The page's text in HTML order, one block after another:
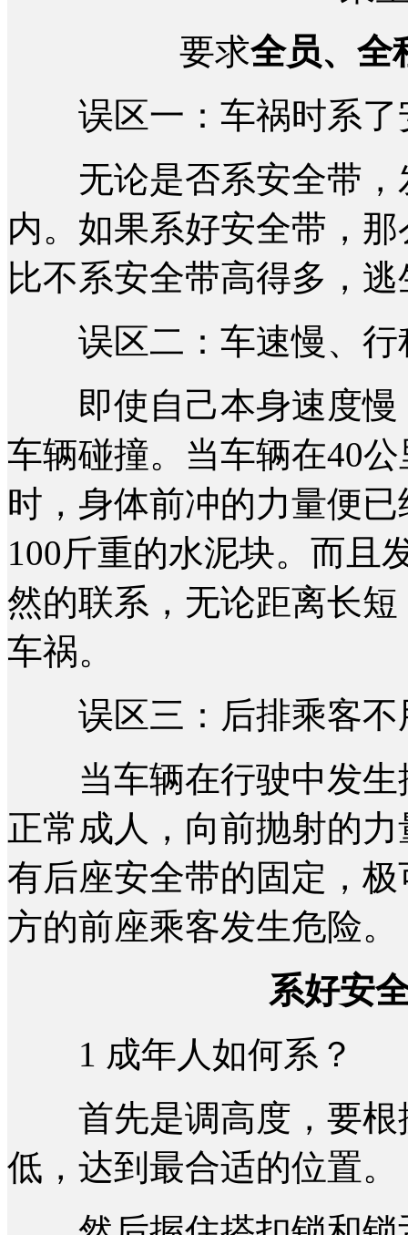
要求全员、全
误区一：车祸时系了
无论是否系安全带，
内。如果系好安全带，
比不系安全带高得多，
误区二：车速慢、行
即使自己本身速度慢
车辆碰撞。当车辆在40
时，身体前冲的力量便
100斤重的水泥块。而且
然的联系，无论距离长
车祸。
误区三：后排乘客不
当车辆在行驶中发生
正常成人，向前抛射的
有后座安全带的固定，
方的前座乘客发生危险。
系好安
1 成年人如何系？
首先是调高度，要根
低，达到最合适的位置。